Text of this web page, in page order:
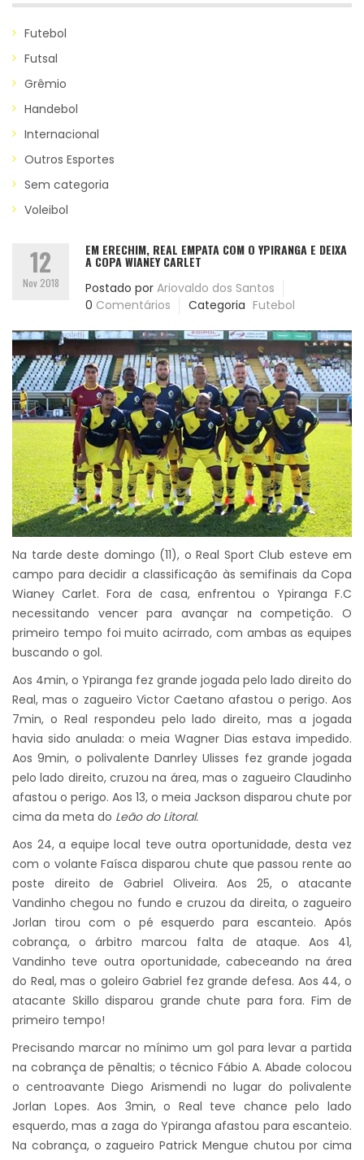
Futebol
Futsal
Grêmio
Handebol
Internacional
Outros Esportes
Sem categoria
Voleibol
12
Nov 2018
EM ERECHIM, REAL EMPATA COM O YPIRANGA E DEIXA
A COPA WIANEY CARLET
Postado por Ariovaldo dos Santos
0 Comentários Categoria Futebol
Na tarde deste domingo (11), o Real Sport Club esteve em
campo para decidir a classificação às semifinais da Copa
Wianey Carlet. Fora de casa, enfrentou o Ypiranga F.C
necessitando vencer para avançar na competição. O
primeiro tempo foi muito acirrado, com ambas as equipes
buscando o gol.
Aos 4min, o Ypiranga fez grande jogada pelo lado direito do
Real, mas o zagueiro Victor Caetano afastou o perigo. Aos
7min, o Real respondeu pelo lado direito, mas a jogada
havia sido anulada: o meia Wagner Dias estava impedido.
Aos 9min, o polivalente Danrley Ulisses fez grande jogada
pelo lado direito, cruzou na área, mas o zagueiro Claudinho
afastou o perigo. Aos 13, o meia Jackson disparou chute por
cima da meta do Leão do Litoral.
Aos 24, a equipe local teve outra oportunidade, desta vez
com o volante Faísca disparou chute que passou rente ao
poste direito de Gabriel Oliveira. Aos 25, o atacante
Vandinho chegou no fundo e cruzou da direita, o zagueiro
Jorlan tirou com o pé esquerdo para escanteio. Após
cobrança, o árbitro marcou falta de ataque. Aos 41,
Vandinho teve outra oportunidade, cabeceando na área
do Real, mas o goleiro Gabriel fez grande defesa. Aos 44, o
atacante Skillo disparou grande chute para fora. Fim de
primeiro tempo!
Precisando marcar no mínimo um gol para levar a partida
na cobrança de pênaltis; o técnico Fábio A. Abade colocou
o centroavante Diego Arismendi no lugar do polivalente
Jorlan Lopes. Aos 3min, o Real teve chance pelo lado
esquerdo, mas a zaga do Ypiranga afastou para escanteio.
Na cobrança, o zagueiro Patrick Mengue chutou por cima